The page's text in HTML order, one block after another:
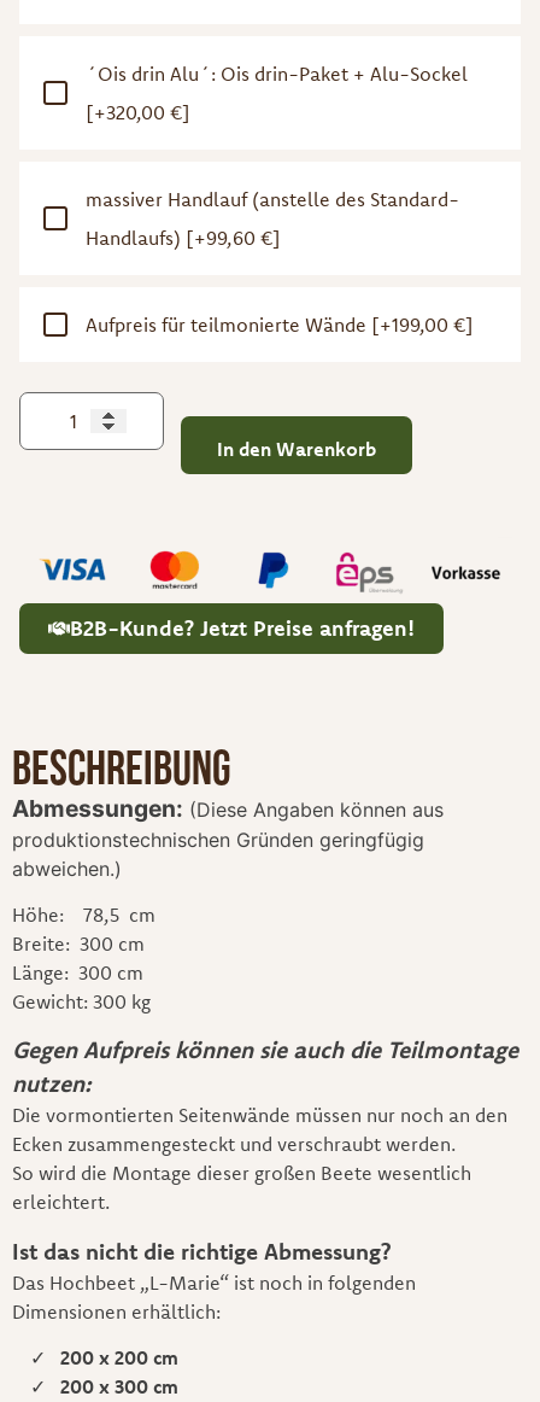
´Ois drin Alu´: Ois drin-Paket + Alu-Sockel
[+320,00 €]
massiver Handlauf (anstelle des Standard-
Handlaufs) [+99,60 €]
Aufpreis für teilmonierte Wände [+199,00 €]
In den Warenkorb
B2B-Kunde? Jetzt Preise anfragen!
Beschreibung
Abmessungen: (Diese Angaben können aus
produktionstechnischen Gründen geringfügig
abweichen.)
Höhe: 78,5 cm
Breite: 300 cm
Länge: 300 cm
Gewicht: 300 kg
Gegen Aufpreis können sie auch die Teilmontage
nutzen:
Die vormontierten Seitenwände müssen nur noch an den
Ecken zusammengesteckt und verschraubt werden.
So wird die Montage dieser großen Beete wesentlich
erleichtert.
Ist das nicht die richtige Abmessung?
Das Hochbeet „L-Marie“ ist noch in folgenden
Dimensionen erhältlich:
200 x 200 cm
200 x 300 cm